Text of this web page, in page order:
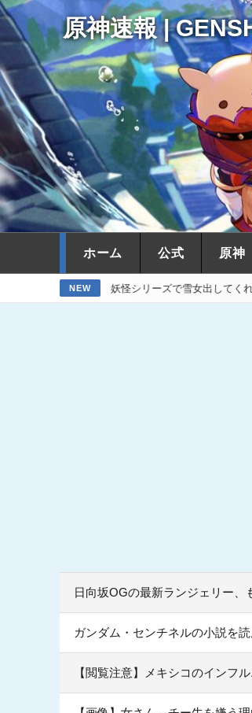
原神速報 |
ホーム 公式 原神
NEW
妻妖怪シリーズで雪女出してくれんかな 稲妻星5キ
日向坂OGの最新ランジェリー
ガンダム・センチネルの小説を
【閲覧注意】メキシコのインフ